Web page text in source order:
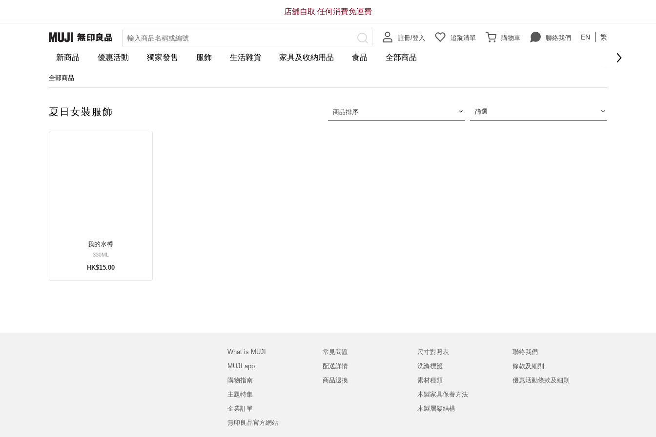
註冊/登入 追蹤清單 購物車 聯絡我們 EN 繁
新商品 優惠活動 獨家發售 服飾 生活雜貨 家具及收納用品 食品 全部商品
店舖自取 任何消費免運費
全部商品
夏日女裝服飾 商品排序 篩選
我的水樽
330ML
HK$15.00
What is MUJI
MUJI app
購物指南
主題特集
企業訂單
無印良品官方網站
常見問題
配送詳情
商品退換
尺寸對照表
洗滌標籤
素材種類
木製家具保養方法
木製層架結構
聯絡我們
條款及細則
優惠活動條款及細則